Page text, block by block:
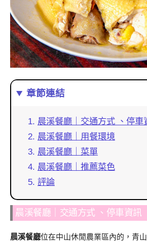
章節連結
晨溪餐廳｜交通方式 、停車
晨溪餐廳｜用餐環境
晨溪餐廳｜菜單
晨溪餐廳｜推薦菜色
評論
晨溪餐廳｜交通方式 、停車資訊
晨溪餐廳位在中山休閒農業區內的，青